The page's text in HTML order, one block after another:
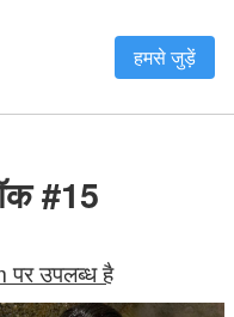
हमसे जुड़ें
#15
पर उपलब्ध है